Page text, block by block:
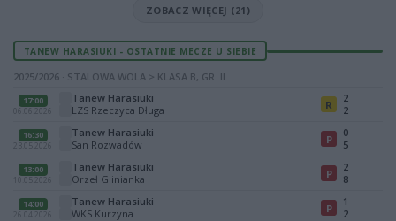
ZOBACZ WIĘCEJ (21)
TANEW HARASIUKI - OSTATNIE MECZE U SIEBIE
2025/2026 · STALOWA WOLA > KLASA B, GR. II
17:00
06.06.2026
Tanew Harasiuki
LZS Rzeczyca Długa
R
2
2
16:30
23.05.2026
Tanew Harasiuki
San Rozwadów
P
0
5
13:00
10.05.2026
Tanew Harasiuki
Orzeł Glinianka
P
2
8
14:00
26.04.2026
Tanew Harasiuki
WKS Kurzyna
P
1
2